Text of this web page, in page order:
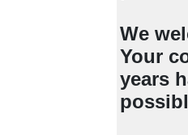
We
Your
years